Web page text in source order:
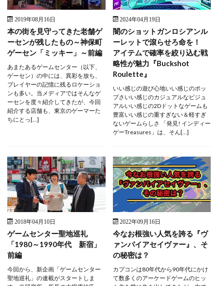
2019年08月16日
本の街を見守ってきた老舗ゲ
ーセンが残したもの～神保町
ゲーセン「ミッキー」～前編
あまたあるゲームセンター（以下、
ゲーセン）の中には、異彩を放ち、
プレイヤーの記憶に残るロケーショ
ンも多い。当メディアではそんなゲ
ーセンを度々紹介してきたが、今回
紹介する店舗も、東京のゲーマーた
ちにとっ[…]
2024年04月19日
闇のショットガンロシアンル
ーレットで滾らせろ命を！
アイテムで確率を絞り込む戦
略性が魅力『Buckshot
Roulette』
いい感じの遊び心地いい感じのポッ
プさいい感じのカジュアルなビジュ
アルいい感じの2Dドットなゲームも
豊富いい感じの重すぎない＆軽すぎ
ないゲームらしさ 「発見! インディー
ゲーTreasures」は、そん[…]
2018年04月10日
ゲームセンター聖地巡礼
「1980～1990年代 新宿」
前編
今回から、新企画「ゲームセンター
聖地巡礼」の連載がスタートしま
2022年09月16日
今なお根強い人気を誇る『ヴ
ァンパイアセイヴァー』、そ
の秘密は？
カプコンは80年代から90年代にかけ
て数多くのアーケードゲームのヒッ